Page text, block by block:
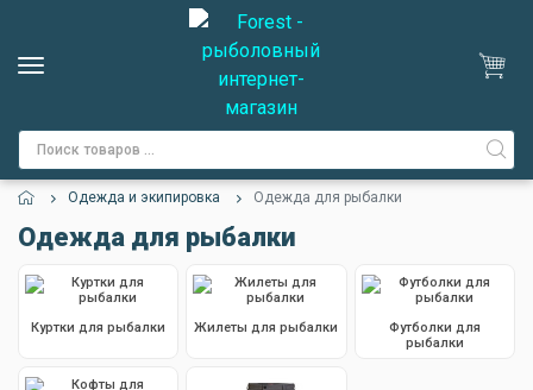
Одежда и экипировка Одежда для рыбалки
Одежда для рыбалки
Куртки для рыбалки Жилеты для рыбалки
Футболки для
рыбалки